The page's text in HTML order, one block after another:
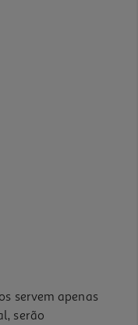
servem apenas
serão